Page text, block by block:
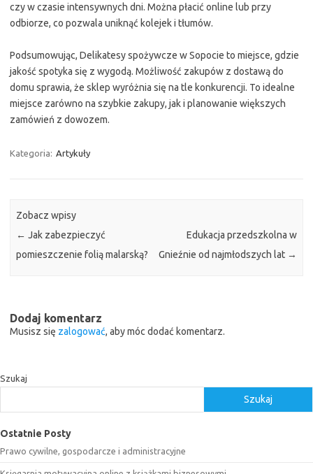
czy w czasie intensywnych dni. Można płacić online lub przy
odbiorze, co pozwala uniknąć kolejek i tłumów.
Podsumowując, Delikatesy spożywcze w Sopocie to miejsce, gdzie
jakość spotyka się z wygodą. Możliwość zakupów z dostawą do
domu sprawia, że sklep wyróżnia się na tle konkurencji. To idealne
miejsce zarówno na szybkie zakupy, jak i planowanie większych
zamówień z dowozem.
Kategoria: Artykuły
Zobacz wpisy
← Jak zabezpieczyć
pomieszczenie folią malarską?
Edukacja przedszkolna w
Gnieźnie od najmłodszych lat →
Dodaj komentarz
Musisz się zalogować, aby móc dodać komentarz.
Szukaj
Szukaj
Ostatnie Posty
Prawo cywilne, gospodarcze i administracyjne